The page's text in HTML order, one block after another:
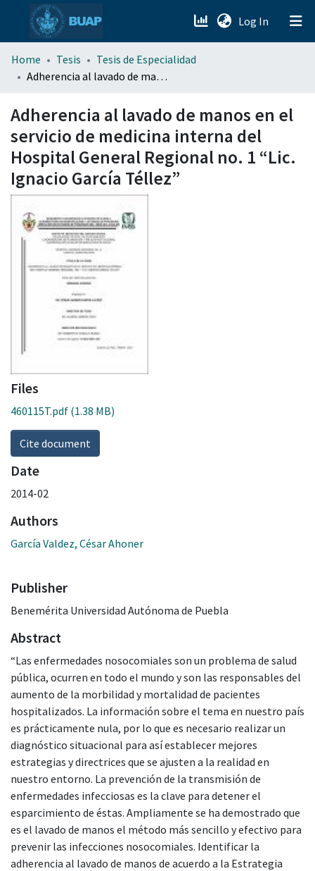
Log In (current)
menu.section.about_menu
Home Tesis
Tesis de Especialidad
Adherencia al lavado de manos en el servicio de medicina interna del Hospital General Regional no. 1 “Lic. Ignacio García Téllez”
Adherencia al lavado de manos en el
servicio de medicina interna del
Hospital General Regional no. 1 “Lic.
Ignacio García Téllez”
Files
460115T.pdf (1.38 MB)
Cite document
Date
2014-02
Authors
García Valdez, César Ahoner
Publisher
Benemérita Universidad Autónoma de Puebla
Abstract
“Las enfermedades nosocomiales son un problema de salud
pública, ocurren en todo el mundo y son las responsables del
aumento de la morbilidad y mortalidad de pacientes
hospitalizados. La información sobre el tema en nuestro país
es prácticamente nula, por lo que es necesario realizar un
diagnóstico situacional para así establecer mejores
estrategias y directrices que se ajusten a la realidad en
nuestro entorno. La prevención de la transmisión de
enfermedades infecciosas es la clave para detener el
esparcimiento de éstas. Ampliamente se ha demostrado que
es el lavado de manos el método más sencillo y efectivo para
prevenir las infecciones nosocomiales. Identificar la
adherencia al lavado de manos de acuerdo a la Estrategia